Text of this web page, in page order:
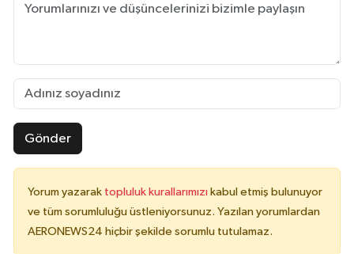
Gönder
Yorum yazarak topluluk kurallarımızı kabul etmiş bulunuyor
ve tüm sorumluluğu üstleniyorsunuz. Yazılan yorumlardan
AERONEWS24 hiçbir şekilde sorumlu tutulamaz.